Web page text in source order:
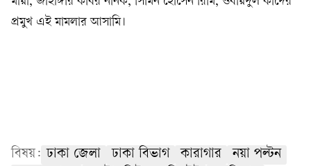
প্রমুখ এই মামলার আসামি।
বিষয়: ঢাকা জেলা ঢাকা বিভাগ কারাগার
নয়া পল্টন